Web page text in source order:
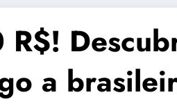
a